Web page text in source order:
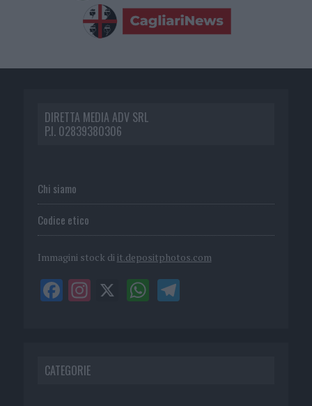
DIRETTA MEDIA ADV SRL
P.I. 02839380306
Chi siamo
Codice etico
Immagini stock di it.depositphotos.com
CATEGORIE